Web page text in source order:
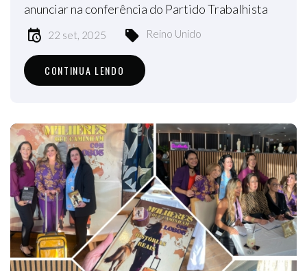
anunciar na conferência do Partido Trabalhista
22 set, 2025 Reino Unido
CONTINUA LENDO